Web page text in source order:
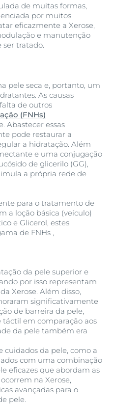
de muitas formas,
por muitos
eficazmente a Xerose,
e manutenção
tratado.
pele seca e, portanto, um
As causas
de outros
(FNHs)
Abastecer essas
pode restaurar a
a hidratação. Além
e uma conjugação
de glicerilo (GG),
a própria rede de
para o tratamento de
a loção básica (veículo)
e Glicerol, estes
de FNHs ,
da pele superior e
por isso representam
Xerose. Além disso,
significativamente
de barreira da pele,
táctil em comparação aos
da pele também era
cuidados da pele, como a
com uma combinação
eficazes que abordam as
na Xerose,
avançadas para o
pele.